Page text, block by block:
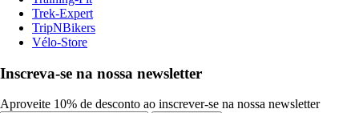
Trek-Expert
TripNBikers
Vélo-Store
Inscreva-se na nossa newsletter
Aproveite 10% de desconto ao inscrever-se na nossa newsletter